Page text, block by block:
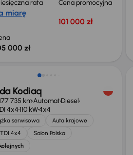
rata
miarę
Cena promocyjna
101 000 zł
000 zł
skupione
Kodiaq
735 kmAutomatDiesel
4x4110 kW4x4
serwisowa
Auta krajowe
4x4
Salon Polska